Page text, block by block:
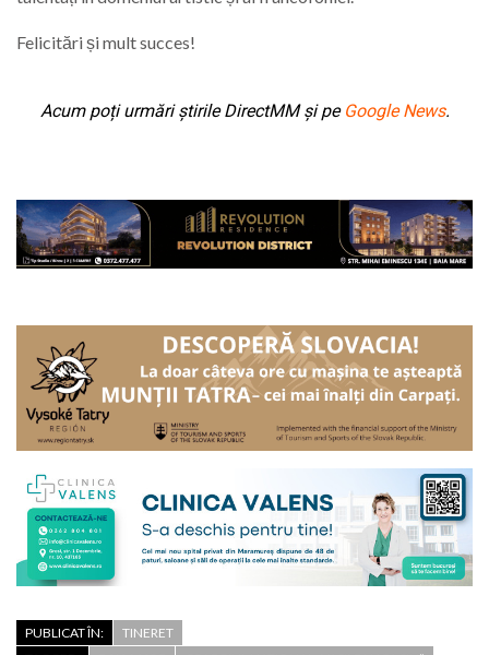
Felicitări și mult succes!
Acum poți urmări știrile DirectMM și pe Google News.
PUBLICAT ÎN:
TINERET